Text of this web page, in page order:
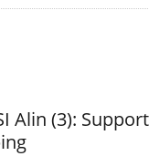
Alin (3):